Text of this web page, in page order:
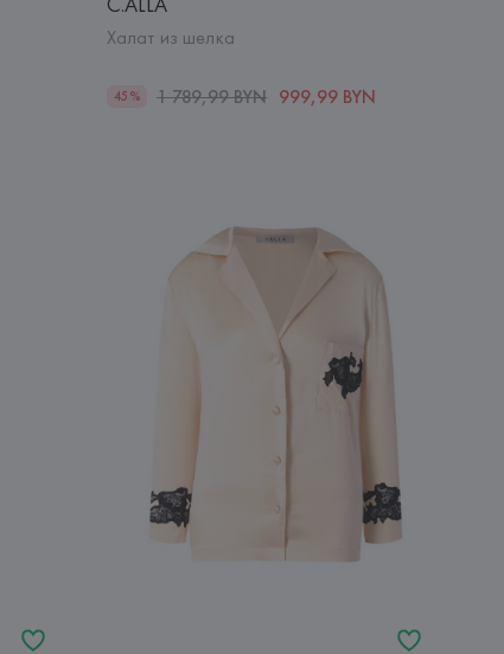
Халат из шелка
45% 1 789,99 BYN 999,99 BYN